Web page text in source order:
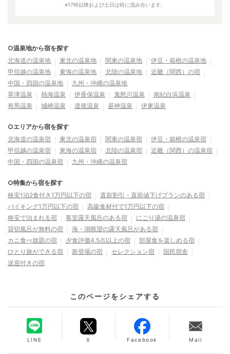
※17時以降および土日は特に混み合います。
○温泉地から宿を探す
北海道の温泉地
東北の温泉地 関東の温泉地
伊豆・箱根の温泉地
甲信越の温泉地
東海の温泉地 北陸の温泉地
近畿（関西）の宿
中国・四国の温泉地
九州・沖縄の温泉地
草津温泉
熱海温泉 伊香保温泉 鬼怒川温泉
南紀白浜温泉
有馬温泉
城崎温泉 道後温泉 昼神温泉 伊東温泉
○エリアから宿を探す
北海道の温泉宿
東北の温泉宿 関東の温泉宿
伊豆・箱根の温泉宿
甲信越の温泉宿
東海の温泉宿 北陸の温泉宿
近畿（関西）の温泉宿
中国・四国の温泉宿
九州・沖縄の温泉宿
○特集から宿を探す
格安1泊2食付き1万円以下の宿
直前割引・直前値下げプランのある宿
バイキング1万円以下の宿
高級食材付で1万円以下の宿
格安で泊まれる宿
客室露天風呂のある宿
にごり湯の温泉宿
貸切風呂が無料の宿
海・湖眺望の露天風呂がある宿
カニ食べ放題の宿
夕食評価4.5点以上の宿
部屋食を楽しめる宿
ひとり旅ができる宿
新登場の宿 セレクション宿
国民宿舎
送迎付きの宿
このページをシェアする
LINE X Facebook Mail